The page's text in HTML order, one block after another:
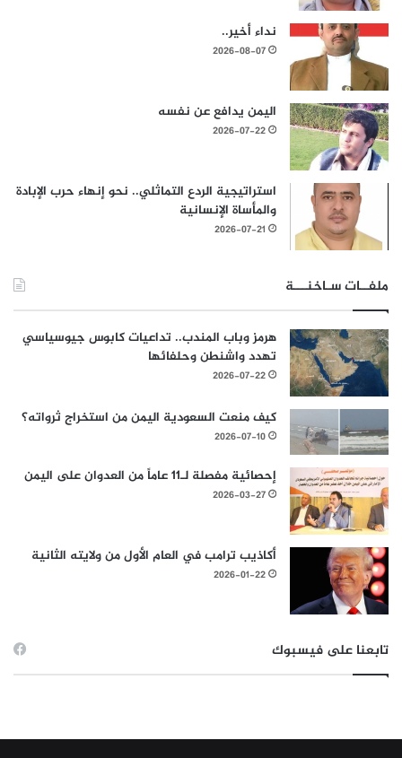
نداء أخير..
2026-08-07
اليمن يدافع عن نفسه
2026-07-22
استراتيجية الردع التماثلي.. نحو إنهاء حرب الإبادة
والمأساة الإنسانية
2026-07-21
ملفــات سـاخنـــة
هرمز وباب المندب.. تداعيات كابوس جيوسياسي
تهدد واشنطن وحلفائها
2026-07-22
كيف منعت السعودية اليمن من استخراج ثرواته؟
2026-07-10
إحصائية مفصلة لـ11 عاماً من العدوان على اليمن
2026-03-27
أكاذيب ترامب في العام الأول من ولايته الثانية
2026-01-22
تابعنا على فيسبوك